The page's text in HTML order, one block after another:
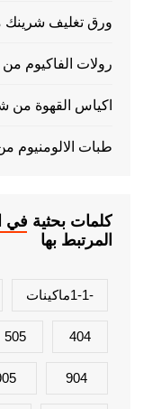
ورق تغليف
رولات الفاكيوم
اكياس القهوة
طبات
كلمات بحثية في
المرتبط بها
-1-1ماكينات
404
505
904